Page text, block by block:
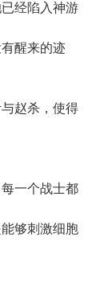
经陷入神游
醒来的迹
赵杀，使得
一个战士都
够刺激细胞